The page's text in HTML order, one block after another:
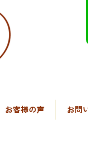
お客様の声 お問